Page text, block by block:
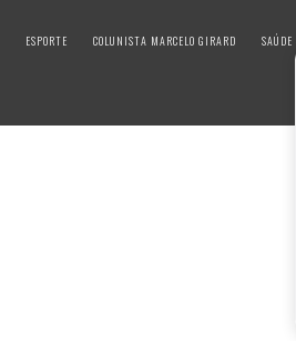
ESPORTE COLUNISTA MARCELO GIRARD